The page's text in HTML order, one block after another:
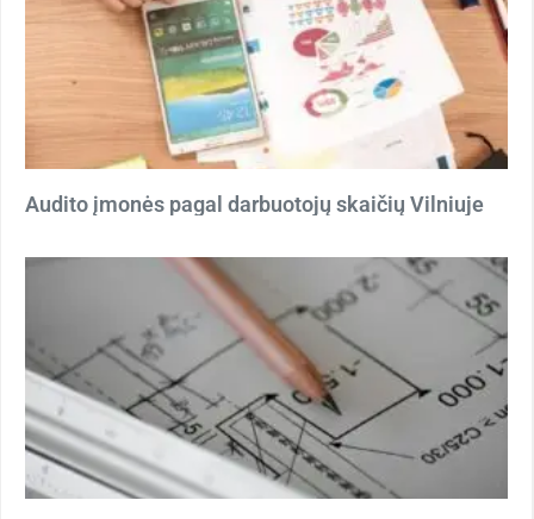
Audito įmonės pagal darbuotojų skaičių Vilniuje